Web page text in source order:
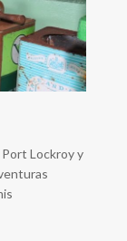
Lockroy y